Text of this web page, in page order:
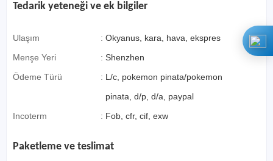
Tedarik yeteneği ve ek bilgiler
Ulaşım : Okyanus, kara, hava, ekspres
Menşe Yeri
: Shenzhen
Ödeme Türü
: L/c, pokemon pinata/pokemon
pinata, d/p, d/a, paypal
Incoterm
: Fob, cfr, cif, exw
Paketleme ve teslimat